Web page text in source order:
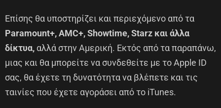
Επίσης θα υποστηρίζει και περιεχόμενο από τα
Paramount+, AMC+, Showtime, Starz και άλλα
δίκτυα, αλλά στην Αμερική. Εκτός από τα παραπάνω,
μιας και θα μπορείτε να συνδεθείτε με το Apple ID
σας, θα έχετε τη δυνατότητα να βλέπετε και τις
ταινίες που έχετε αγοράσει από το iTunes.